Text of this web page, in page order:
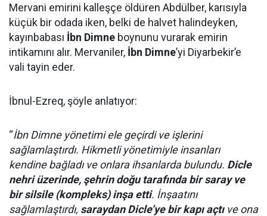
Mervani emirini kalleşçe öldüren Abdülber, karısıyla
küçük bir odada iken, belki de halvet halindeyken,
kayınbabası İbn Dimne boynunu vurarak emirin
intikamını alır. Mervaniler, İbn Dimne’yi Diyarbekir’e
vali tayin eder.
İbnul-Ezreq, şöyle anlatıyor:
“İbn Dimne yönetimi ele geçirdi ve işlerini
sağlamlaştırdı. Hikmetli yönetimiyle insanları
kendine bağladı ve onlara ihsanlarda bulundu. Dicle
nehri üzerinde, şehrin doğu tarafında bir saray ve
bir silsile (kompleks) inşa etti. İnşaatını
sağlamlaştırdı, saraydan Dicle’ye bir kapı açtıve ona